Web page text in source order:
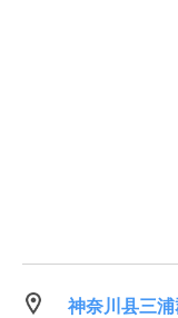
神奈川县三